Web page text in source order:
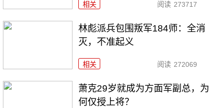
相关 阅读 273717
林彪派兵包围叛军184师：全消
灭，不准起义
相关 阅读 272069
萧克29岁就成为方面军副总，为
何仅授上将？